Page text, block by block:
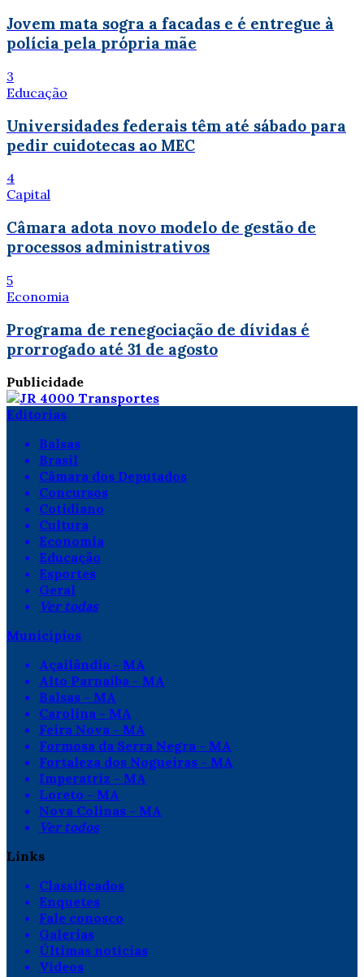
Jovem mata sogra a facadas e é entregue à
polícia pela própria mãe
3
Educação
Universidades federais têm até sábado para
pedir cuidotecas ao MEC
4
Capital
Câmara adota novo modelo de gestão de
processos administrativos
5
Economia
Programa de renegociação de dívidas é
prorrogado até 31 de agosto
Publicidade
Editorias
Balsas
Brasil
Câmara dos Deputados
Concursos
Cotidiano
Cultura
Economia
Educação
Esportes
Geral
Ver todas
Municípios
Açailândia - MA
Alto Parnaíba - MA
Balsas - MA
Carolina - MA
Feira Nova - MA
Formosa da Serra Negra - MA
Fortaleza dos Nogueiras - MA
Imperatriz - MA
Loreto - MA
Nova Colinas - MA
Ver todos
Links
Classificados
Enquetes
Fale conosco
Galerias
Últimas notícias
Vídeos